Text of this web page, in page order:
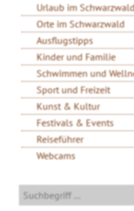
Urlaub im
Orte im Schwarzwald
Ausflugstipps
Kinder und Familie
Schwimmen und
Sport und Freizeit
Kunst & Kultur
Festivals & Events
Reiseführer
Webcams